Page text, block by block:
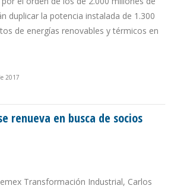
duplicar la potencia instalada de 1.300
de energías renovables y térmicos en
2017
renueva en busca de socios
Transformación Industrial, Carlos